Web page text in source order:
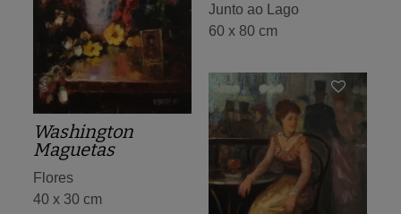
Junto ao Lago
60 x 80 cm
Washington
Maguetas
Flores
40 x 30 cm